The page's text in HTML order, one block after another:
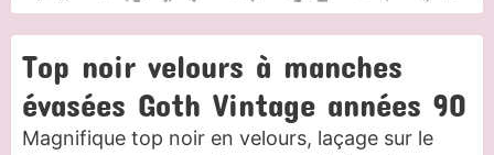
Top noir velours à manches
évasées Goth Vintage années 90
Magnifique top noir en velours, laçage sur le